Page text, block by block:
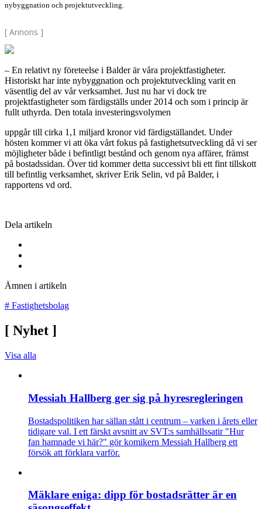
nybyggnation och projektutveckling.
[ Annons ]
– En relativt ny företeelse i Balder är våra projektfastigheter.
Historiskt har inte nybyggnation och projektutveckling varit en
väsentlig del av vår verksamhet. Just nu har vi dock tre
projektfastigheter som färdigställs under 2014 och som i princip är
fullt uthyrda. Den totala investeringsvolymen
uppgår till cirka 1,1 miljard kronor vid färdigställandet. Under
hösten kommer vi att öka vårt fokus på fastighetsutveckling då vi ser
möjligheter både i befintligt bestånd och genom nya affärer, främst
på bostadssidan. Över tid kommer detta successivt bli ett fint tillskott
till befintlig verksamhet, skriver Erik Selin, vd på Balder, i
rapportens vd ord.
Dela artikeln
Ämnen i artikeln
# Fastighetsbolag
[ Nyhet ]
Visa alla
Messiah Hallberg ger sig på hyresregleringen
Bostadspolitiken har sällan stått i centrum – varken i årets eller
tidigare val. I ett färskt avsnitt av SVT:s samhällssatir "Hur
fan hamnade vi här?" gör komikern Messiah Hallberg ett
försök att förklara varför.
Mäklare eniga: dipp för bostadsrätter är en